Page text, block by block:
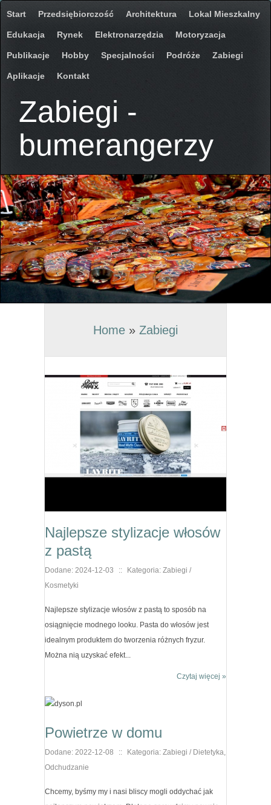
Start Przedsiębiorczość Architektura Lokal Mieszkalny
Edukacja Rynek Elektronarzędzia Motoryzacja
Publikacje Hobby Specjalności Podróże Zabiegi
Aplikacje Kontakt
Zabiegi -
bumerangerzy
Home » Zabiegi
Najlepsze stylizacje włosów
z pastą
Dodane: 2024-12-03 ::
Kategoria: Zabiegi /
Kosmetyki
Najlepsze stylizacje włosów z pastą to sposób na
osiągnięcie modnego looku. Pasta do włosów jest
idealnym produktem do tworzenia różnych fryzur.
Można nią uzyskać efekt...
Czytaj więcej »
Powietrze w domu
Dodane: 2022-12-08 ::
Kategoria: Zabiegi / Dietetyka,
Odchudzanie
Chcemy, byśmy my i nasi bliscy mogli oddychać jak